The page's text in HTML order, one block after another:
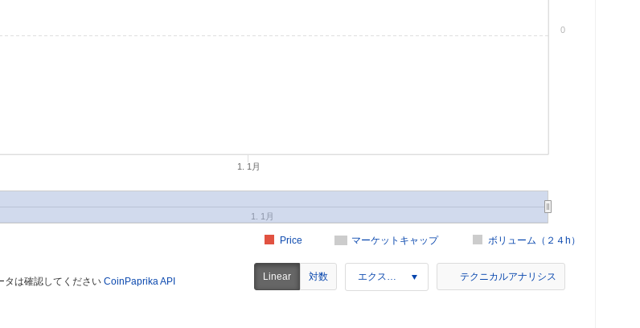
マーケットキャップ ボリューム（２４h）
Price
1. 1月
1. 1月
0
タは確認してください CoinPaprika API Linear 対数 エクスポート テクニカルアナリシス